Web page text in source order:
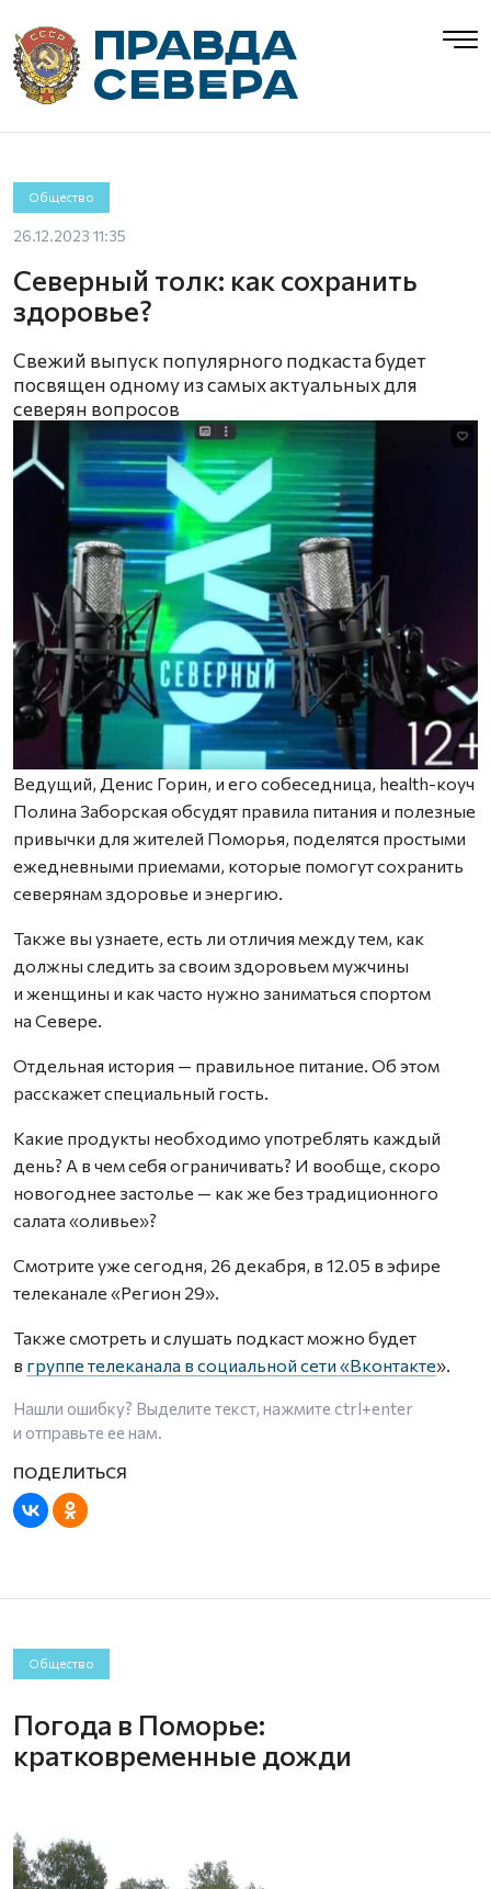
Общество
26.12.2023 11:35
Северный толк: как сохранить
здоровье?
Свежий выпуск популярного подкаста будет
посвящен одному из самых актуальных для
северян вопросов
Ведущий, Денис Горин, и его собеседница, health-коуч
Полина Заборская обсудят правила питания и полезные
привычки для жителей Поморья, поделятся простыми
ежедневными приемами, которые помогут сохранить
северянам здоровье и энергию.
Также вы узнаете, есть ли отличия между тем, как
должны следить за своим здоровьем мужчины
и женщины и как часто нужно заниматься спортом
на Севере.
Отдельная история — правильное питание. Об этом
расскажет специальный гость.
Какие продукты необходимо употреблять каждый
день? А в чем себя ограничивать? И вообще, скоро
новогоднее застолье — как же без традиционного
салата «оливье»?
Смотрите уже сегодня, 26 декабря, в 12.05 в эфире
телеканале «Регион 29».
Также смотреть и слушать подкаст можно будет
в группе телеканала в социальной сети «Вконтакте».
Нашли ошибку? Выделите текст, нажмите ctrl+enter
и отправьте ее нам.
Общество
Погода в Поморье:
кратковременные дожди